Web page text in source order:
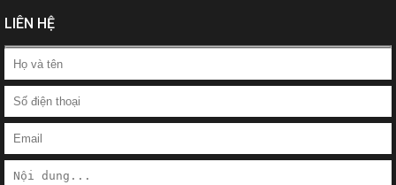
LIÊN HỆ